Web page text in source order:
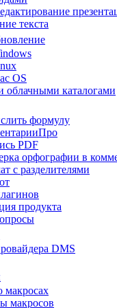
текста
OS
облачными каталогами
формулу
PDF
орфографии в
с разделителями
продукта
DMS
макросах
макросов